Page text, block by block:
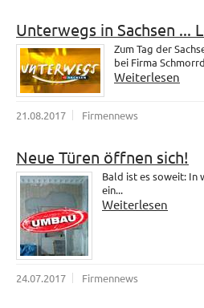
Unterwegs in Sachsen ...
Zum Tag der
bei Firma
Weiterlesen
21.08.2017 Firmennews
Neue Türen öffnen sich!
Bald ist es soweit: In
ein...
Weiterlesen
24.07.2017 Firmennews